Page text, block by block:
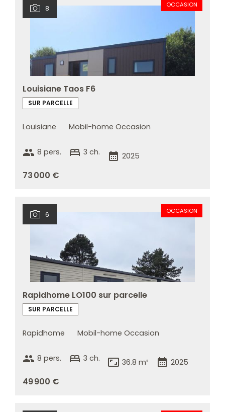
8 OCCASION
Louisiane Taos F6
SUR PARCELLE
Louisiane Mobil-home Occasion
group 8 pers. bed 3 ch. calendar_month 2025
73 000 €
6 OCCASION
Rapidhome LO100 sur parcelle
SUR PARCELLE
Rapidhome Mobil-home Occasion
group 8 pers. bed 3 ch. aspect_ratio 36.8 m² calendar_month 2025
49 900 €